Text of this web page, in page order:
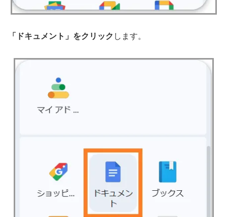
「ドキュメント」をクリック します。